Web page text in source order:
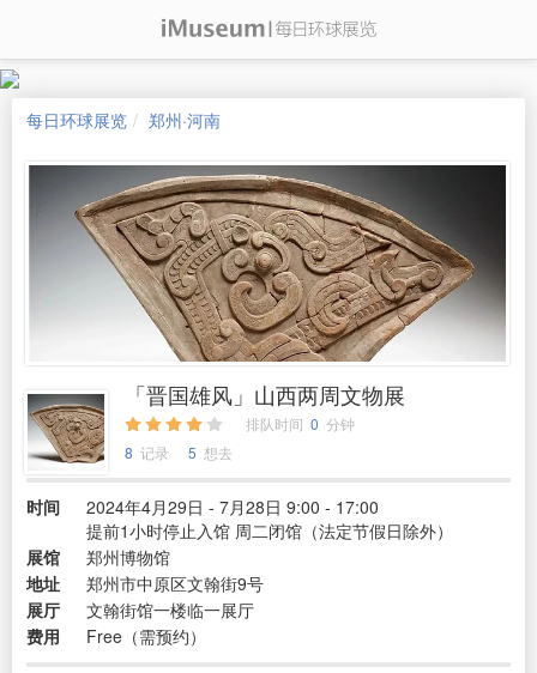
每日环球展览 郑州·河南
「晋国雄风」山西两周文物展
排队时间 0 分钟
8 记录 5 想去
时间
2024年4月29日 - 7月28日 9:00 - 17:00
提前1小时停止入馆 周二闭馆（法定节假日除外）
展馆
郑州博物馆
地址
郑州市中原区文翰街9号
展厅
文翰街馆一楼临一展厅
费用
Free（需预约）